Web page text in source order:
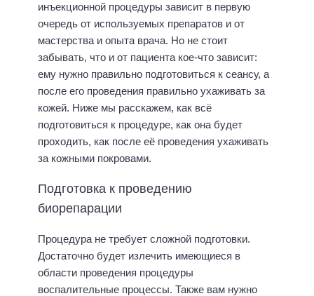
инъекционной процедуры зависит в первую
очередь от используемых препаратов и от
мастерства и опыта врача. Но не стоит
забывать, что и от пациента кое-что зависит:
ему нужно правильно подготовиться к сеансу, а
после его проведения правильно ухаживать за
кожей. Ниже мы расскажем, как всё
подготовиться к процедуре, как она будет
проходить, как после её проведения ухаживать
за кожными покровами.
Подготовка к проведению
биорепарации
Процедура не требует сложной подготовки.
Достаточно будет излечить имеющиеся в
области проведения процедуры
воспалительные процессы. Также вам нужно